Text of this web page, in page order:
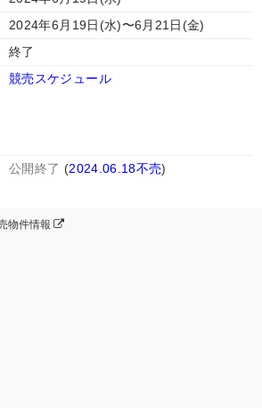
2024年6月19日(水)〜6月21日(金)
終了
競売スケジュール
公開終了 (2024.06.18不売)
物件情報